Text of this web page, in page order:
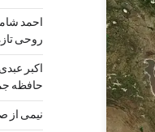
احمد
روحی
اکبر
حافظه
نیمی از